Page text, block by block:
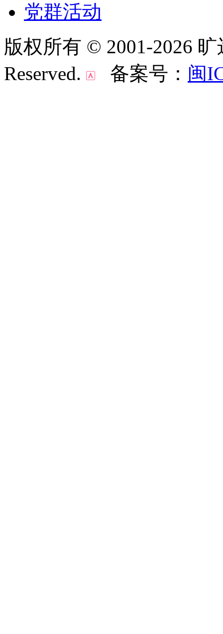
党群活动
版权所有 © 2001-2026
Reserved.
备案号： 闽